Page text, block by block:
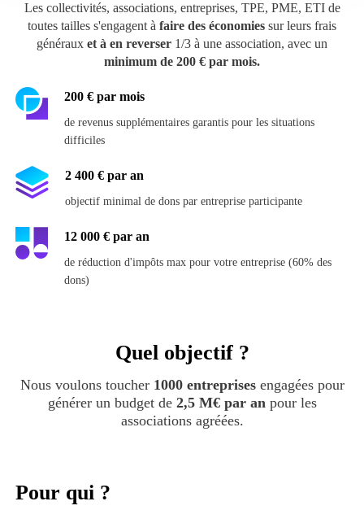
Les collectivités, associations, entreprises, TPE, PME, ETI de
toutes tailles s'engagent à faire des économies sur leurs frais
généraux et à en reverser 1/3 à une association, avec un
minimum de 200 € par mois.
200 € par mois
de revenus supplémentaires garantis pour les situations
difficiles
2 400 € par an
objectif minimal de dons par entreprise participante
12 000 € par an
de réduction d'impôts max pour votre entreprise (60% des
dons)
Quel objectif ?
Nous voulons toucher 1000 entreprisesengagées pour
générer un budget de 2,5 M€ par anpour les
associations agréées.
Pour qui ?